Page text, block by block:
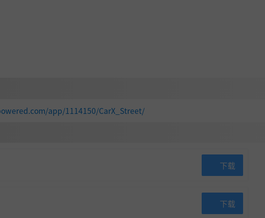
app/1114150/CarX_Street/
下载
下载